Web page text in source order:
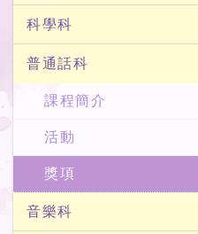
科學科
普通話科
課程簡介
活動
獎項
音樂科